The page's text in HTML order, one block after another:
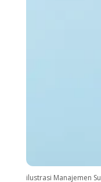
ilustrasi Manajemen